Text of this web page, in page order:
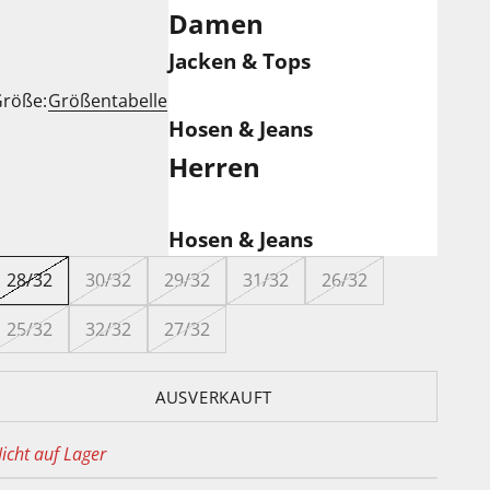
Größentabelle
Damen
Jacken & Tops
Hosen & Jeans
Herren
Hosen & Jeans
28/32 30/32 29/32 31/32 26/32
25/32 32/32 27/32
AUSVERKAUFT
auf Lager